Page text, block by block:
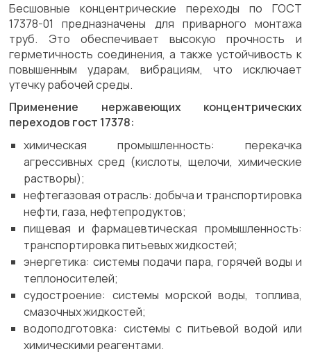
Бесшовные концентрические переходы по ГОСТ
17378-01 предназначены для приварного монтажа
труб. Это обеспечивает высокую прочность и
герметичность соединения, а также устойчивость к
повышенным ударам, вибрациям, что исключает
утечку рабочей среды.
Применение нержавеющих концентрических
переходов гост 17378:
химическая промышленность: перекачка
агрессивных сред (кислоты, щелочи, химические
растворы);
нефтегазовая отрасль: добыча и транспортировка
нефти, газа, нефтепродуктов;
пищевая и фармацевтическая промышленность:
транспортировка питьевых жидкостей;
энергетика: системы подачи пара, горячей воды и
теплоносителей;
судостроение: системы морской воды, топлива,
смазочных жидкостей;
водоподготовка: системы с питьевой водой или
химическими реагентами.